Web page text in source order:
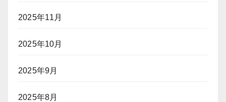
2025年11月
2025年10月
2025年9月
2025年8月